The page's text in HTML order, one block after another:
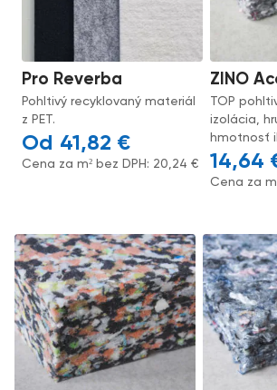
Pro Reverba
Pohltivý recyklovaný materiál
z PET.
41,82 €
Cena za m² bez DPH: 20,24€
ZINO
TOP
izolácia,
hmotnosť
14,64
Cena za